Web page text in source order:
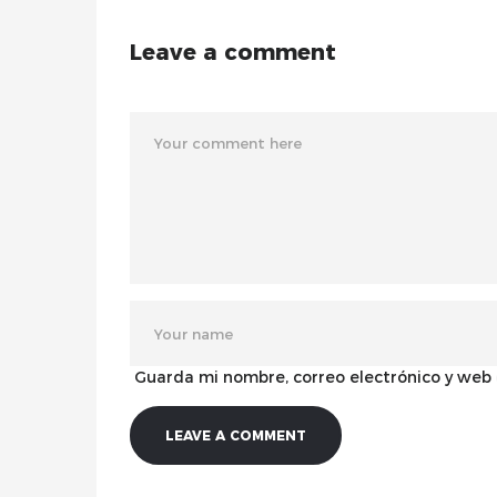
Leave a comment
Guarda mi nombre, correo electrónico y